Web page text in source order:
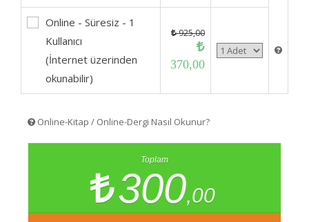
Online - Süresiz - 1
Kullanıcı
(İnternet üzerinden
okunabilir)
925,00
370,00
Online-Kitap / Online-Dergi Nasıl Okunur?
Toplam
300,00